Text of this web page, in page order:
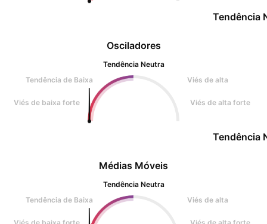
Osciladores
Tendência Neutra
Tendência de Baixa
Viés de alta
Viés de baixa forte Viés de alta forte
Tendência
Tendência
Médias Móveis
Tendência Neutra
Tendência de Baixa
Viés de alta